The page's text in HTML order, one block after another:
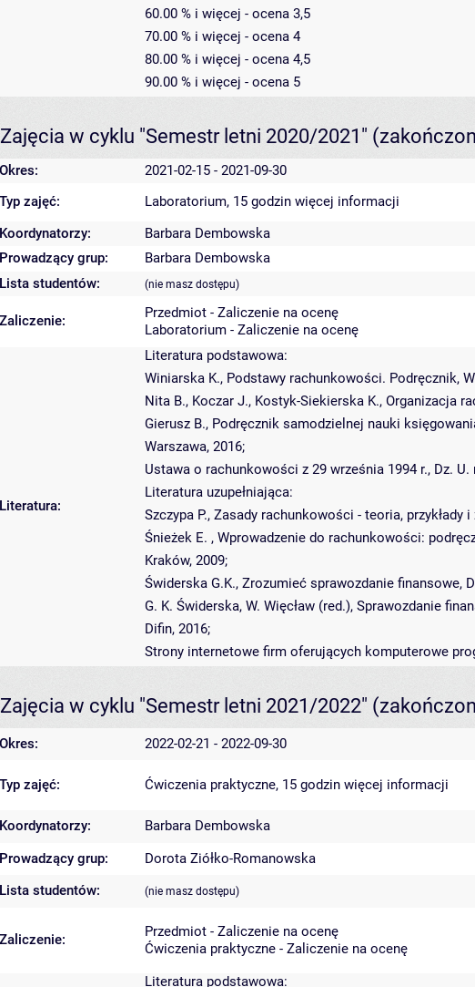
60.00 % i więcej - ocena 3,5
70.00 % i więcej - ocena 4
80.00 % i więcej - ocena 4,5
90.00 % i więcej - ocena 5
Zajęcia w cyklu "Semestr letni 2020/2021"
Okres: 2021-02-15 - 2021-09-30
Typ zajęć: Laboratorium, 15 godzin więcej informacji
Koordynatorzy:
Barbara Dembowska
Prowadzący grup:
Barbara Dembowska
Lista studentów:
(nie masz dostępu)
Zaliczenie:
Przedmiot - Zaliczenie na ocenę
Laboratorium - Zaliczenie na ocenę
Literatura:
Literatura podstawowa:
Winiarska K., Podstawy rachunkowości. Podręcznik,
Nita B., Koczar J., Kostyk-Siekierska K., Organizacja
Gierusz B., Podręcznik samodzielnej nauki
Warszawa, 2016;
Ustawa o rachunkowości z 29 września 1994 r., Dz. U.
Literatura uzupełniająca:
Szczypa P., Zasady rachunkowości - teoria, przykłady
Śnieżek E. , Wprowadzenie do rachunkowości:
Kraków, 2009;
Świderska G.K., Zrozumieć sprawozdanie finansowe,
G. K. Świderska, W. Więcław (red.), Sprawozdanie
Difin, 2016;
Strony internetowe firm oferujących komputerowe
Zajęcia w cyklu "Semestr letni 2021/2022"
Okres: 2022-02-21 - 2022-09-30
Typ zajęć: Ćwiczenia praktyczne, 15 godzin więcej informacji
Koordynatorzy:
Barbara Dembowska
Prowadzący grup:
Dorota Ziółko-Romanowska
Lista studentów:
(nie masz dostępu)
Zaliczenie:
Przedmiot - Zaliczenie na ocenę
Ćwiczenia praktyczne - Zaliczenie na ocenę
Literatura podstawowa: